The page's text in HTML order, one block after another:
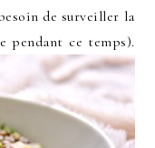
de surveiller la
pendant ce temps).